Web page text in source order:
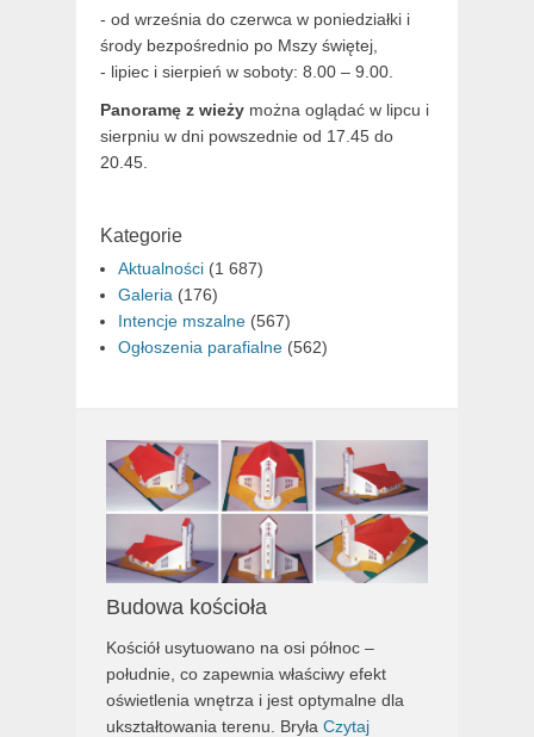
- od września do czerwca w poniedziałki i
środy bezpośrednio po Mszy świętej,
- lipiec i sierpień w soboty: 8.00 – 9.00.
Panoramę z wieży można oglądać w lipcu i
sierpniu w dni powszednie od 17.45 do
20.45.
Kategorie
Aktualności (1 687)
Galeria (176)
Intencje mszalne (567)
Ogłoszenia parafialne (562)
Budowa kościoła
Kościół usytuowano na osi północ –
południe, co zapewnia właściwy efekt
oświetlenia wnętrza i jest optymalne dla
ukształtowania terenu. Bryła Czytaj